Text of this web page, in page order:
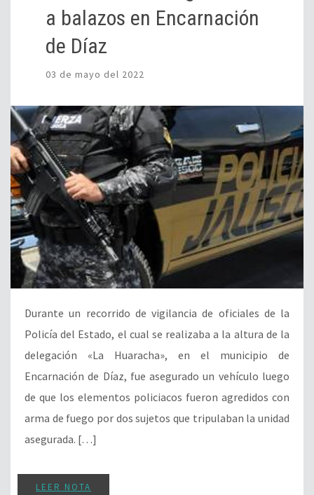
a balazos en Encarnación
de Díaz
03 de mayo del 2022
Durante un recorrido de vigilancia de oficiales de la
Policía del Estado, el cual se realizaba a la altura de la
delegación «La Huaracha», en el municipio de
Encarnación de Díaz, fue asegurado un vehículo luego
de que los elementos policiacos fueron agredidos con
arma de fuego por dos sujetos que tripulaban la unidad
asegurada. […]
LEER NOTA